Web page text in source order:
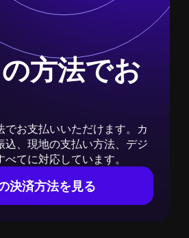
方法でお
でお支払いいただけます。カ
込、現地の支払い方法、デジ
てに対応しています。
決済方法を見る